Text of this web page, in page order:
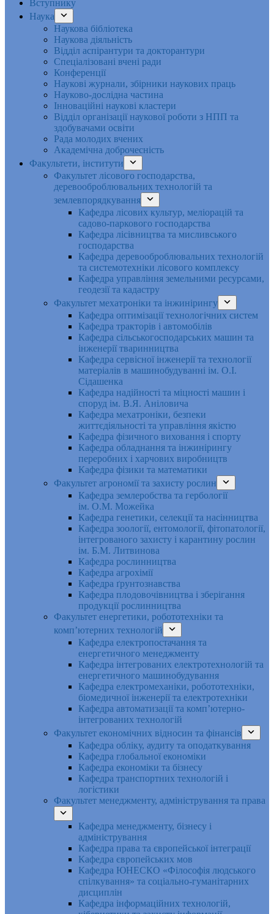
Вступнику
Наука
Наукова бібліотека
Наукова діяльність
Відділ аспірантури та докторантури
Спеціалізовані вчені ради
Конференції
Наукові журнали, збірники наукових праць
Науково-дослідна частина
Інноваційні наукові кластери
Відділ організації наукової роботи з НПП та
здобувачами освіти
Рада молодих вчених
Академічна доброчесність
Факультети, інститути
Факультет лісового господарства,
деревооброблювальних технологій та
землевпорядкування
Кафедра лісових культур, меліорацій та
садово-паркового господарства
Кафедра лісівництва та мисливського
господарства
Кафедра деревооброблювальних технологій
та системотехніки лісового комплексу
Кафедра управління земельними ресурсами,
геодезії та кадастру
Факультет мехатроніки та інжинірингу
Кафедра оптимізації технологічних систем
Кафедра тракторів і автомобілів
Кафедра сільськогосподарських машин та
інженерії тваринництва
Кафедра cервісної інженерії та технології
матеріалів в машинобудуванні ім. О.І.
Сідашенка
Кафедра надійності та міцності машин і
споруд ім. В.Я. Аніловича
Кафедра мехатроніки, безпеки
життєдіяльності та управління якістю
Кафедра фізичного виховання і спорту
Кафедра обладнання та інжинірингу
переробних і харчових виробництв
Кафедра фізики та математики
Факультет агрономії та захисту рослин
Кафедра землеробства та гербології
ім. О.М. Можейка
Кафедра генетики, селекції та насінництва
Кафедра зоології, ентомології, фітопатології,
інтегрованого захисту і карантину рослин
ім. Б.М. Литвинова
Кафедра рослинництва
Кафедра агрохімії
Кафедра ґрунтознавства
Кафедра плодовочівництва і зберігання
продукції рослинництва
Факультет енергетики, робототехніки та
комп’ютерних технологій
Кафедра електропостачання та
енергетичного менеджменту
Кафедра інтегрованих електротехнологій та
енергетичного машинобудування
Кафедра електромеханіки, робототехніки,
біомедичної інженерії та електротехніки
Кафедра автоматизації та комп’ютерно-
інтегрованих технологій
Факультет економічних відносин та фінансів
Кафедра обліку, аудиту та оподаткування
Кафедра глобальної економіки
Кафедра економіки та бізнесу
Кафедра транспортних технологій і
логістики
Факультет менеджменту, адміністрування та права
Кафедра менеджменту, бізнесу і
адміністрування
Кафедра права та європейської інтеграції
Кафедра європейських мов
Кафедра ЮНЕСКО «Філософія людського
спілкування» та соціально-гуманітарних
дисциплін
Кафедра інформаційних технологій,